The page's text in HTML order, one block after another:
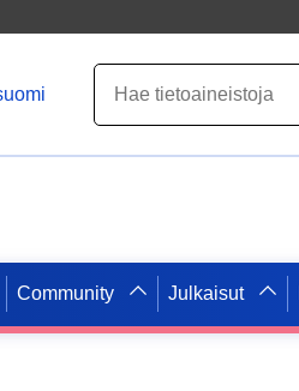
Community Julkaisut